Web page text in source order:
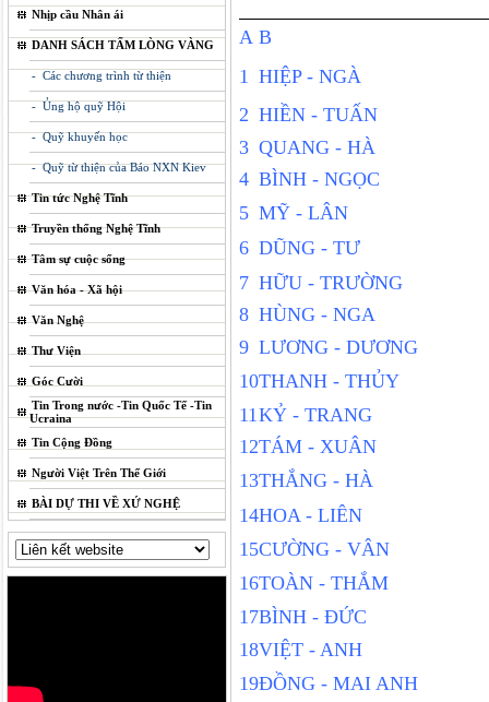
Nhịp cầu Nhân ái
DANH SÁCH TẤM LÒNG VÀNG
- Các chương trình từ thiện
- Ủng hộ quỹ Hội
- Quỹ khuyến học
- Quỹ từ thiện của Báo NXN Kiev
Tin tức Nghệ Tĩnh
Truyền thống Nghệ Tĩnh
Tâm sự cuộc sống
Văn hóa - Xã hội
Văn Nghệ
Thư Viện
Góc Cười
Tin Trong nước -Tin Quốc Tế -Tin
Ucraina
Tin Cộng Đồng
Người Việt Trên Thế Giới
BÀI DỰ THI VỀ XỨ NGHỆ
A B
1 HIỆP - NGÀ
2 HIỀN - TUẤN
3 QUANG - HÀ
4 BÌNH - NGỌC
5 MỸ - LÂN
6 DŨNG - TƯ
7 HỮU - TRƯỜNG
8 HÙNG - NGA
9 LƯƠNG - DƯƠNG
10THANH - THỦY
11KỶ - TRANG
12TÁM - XUÂN
13THẮNG - HÀ
14HOA - LIÊN
15CƯỜNG - VÂN
16TOÀN - THẮM
17BÌNH - ĐỨC
18VIỆT - ANH
19ĐỒNG - MAI ANH